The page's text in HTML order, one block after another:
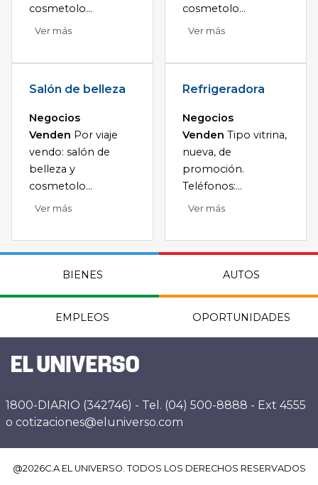
cosmetolo...
Ver más
cosmetolo...
Ver más
Salón de belleza
Negocios
Venden Por viaje
vendo: salón de
belleza y
cosmetolo...
Ver más
Refrigeradora
Negocios
Venden Tipo vitrina,
nueva, de
promoción.
Teléfonos:...
Ver más
BIENES AUTOS
EMPLEOS OPORTUNIDADES
1800-DIARIO (342746) - Tel. (04) 500-8888 - Ext 4555
o cotizaciones@eluniverso.com
@2026C.A EL UNIVERSO. TODOS LOS DERECHOS RESERVADOS